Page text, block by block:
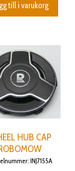
till i varukorg
HUB CAP
INJ7155A